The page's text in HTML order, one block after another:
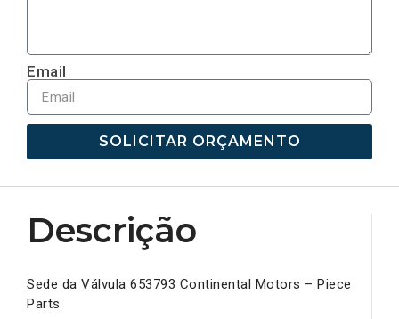
Email
SOLICITAR ORÇAMENTO
Descrição
Sede da Válvula 653793 Continental Motors – Piece
Parts